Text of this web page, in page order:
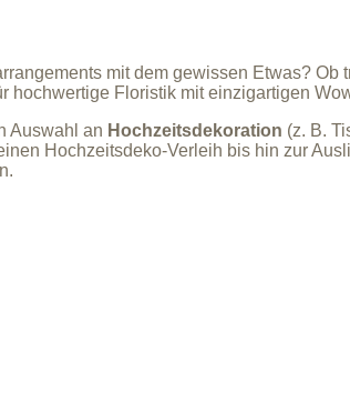
mit dem gewissen Etwas?
hochwertige Floristik mit einzigartigen
Auswahl an Hochzeitsdekoration (z. B.
Hochzeitsdeko-Verleih bis hin zur